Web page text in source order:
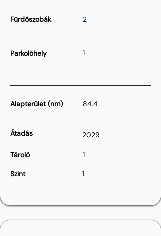
Fürdőszobák 2
Parkolóhely 1
Alapterület (nm) 84.4
Átadás 2029
Tároló 1
Szint 1